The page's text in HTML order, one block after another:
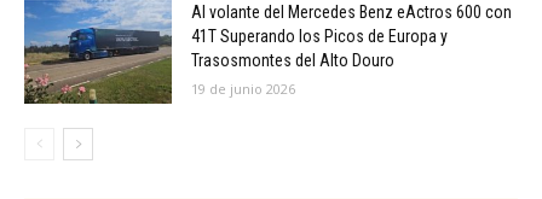
Al volante del Mercedes Benz eActros 600 con
41T Superando los Picos de Europa y
Trasosmontes del Alto Douro
19 de junio 2026